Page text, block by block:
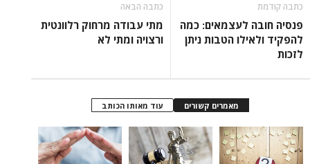
כתבה קודמת
פנסיה חובה לעצמאים: כמה
להפקיד ולאילו הטבות ניתן
לזכות
כתבה הבאה
מתי עבודה מרחוק רלוונטית
ורצויה ומתי לא
מאמרים קשורים עוד מאותו הכותב